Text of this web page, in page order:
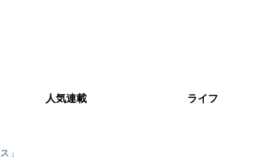
人気連載 ライフ
」